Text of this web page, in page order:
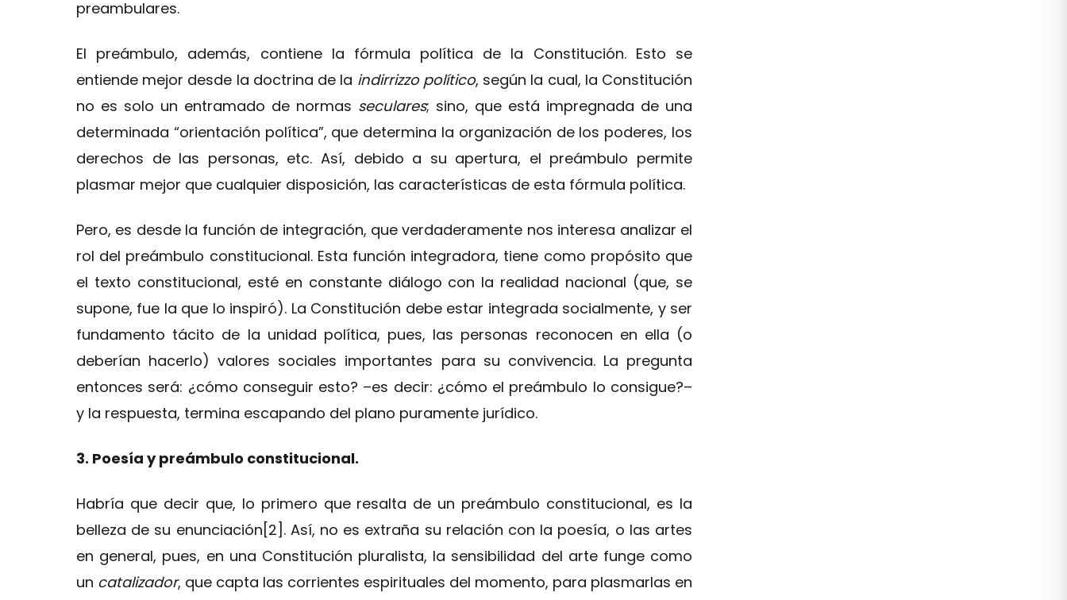
preambulares.
El preámbulo, además, contiene la fórmula política de la Constitución. Esto se
entiende mejor desde la doctrina de la indirrizzo político, según la cual, la Constitución
no es solo un entramado de normas seculares; sino, que está impregnada de una
determinada “orientación política”, que determina la organización de los poderes, los
derechos de las personas, etc. Así, debido a su apertura, el preámbulo permite
plasmar mejor que cualquier disposición, las características de esta fórmula política.
Pero, es desde la función de integración, que verdaderamente nos interesa analizar el
rol del preámbulo constitucional. Esta función integradora, tiene como propósito que
el texto constitucional, esté en constante diálogo con la realidad nacional (que, se
supone, fue la que lo inspiró). La Constitución debe estar integrada socialmente, y ser
fundamento tácito de la unidad política, pues, las personas reconocen en ella (o
deberían hacerlo) valores sociales importantes para su convivencia. La pregunta
entonces será: ¿cómo conseguir esto? –es decir: ¿cómo el preámbulo lo consigue?–
y la respuesta, termina escapando del plano puramente jurídico.
3. Poesía y preámbulo constitucional.
Habría que decir que, lo primero que resalta de un preámbulo constitucional, es la
belleza de su enunciación[2]. Así, no es extraña su relación con la poesía, o las artes
en general, pues, en una Constitución pluralista, la sensibilidad del arte funge como
un catalizador, que capta las corrientes espirituales del momento, para plasmarlas en